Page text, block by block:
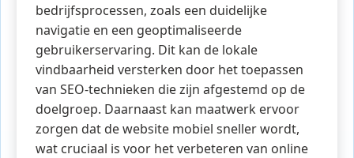
bedrijfsprocessen, zoals een duidelijke
navigatie en een geoptimaliseerde
gebruikerservaring. Dit kan de lokale
vindbaarheid versterken door het toepassen
van SEO-technieken die zijn afgestemd op de
doelgroep. Daarnaast kan maatwerk ervoor
zorgen dat de website mobiel sneller wordt,
wat cruciaal is voor het verbeteren van online